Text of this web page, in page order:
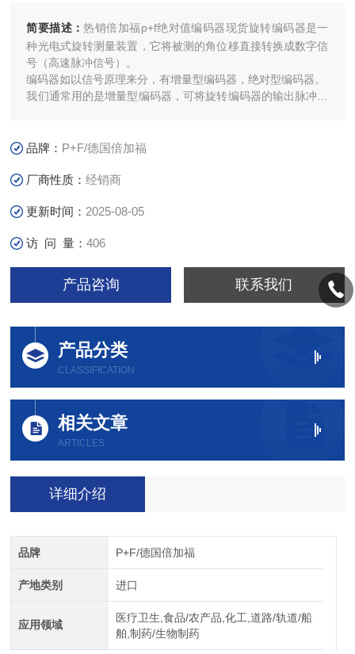
简要描述：热销倍加福p+f绝对值编码器现货旋转编码器是一
种光电式旋转测量装置，它将被测的角位移直接转换成数字信
号（高速脉冲信号）。
编码器如以信号原理来分，有增量型编码器，绝对型编码器。
我们通常用的是增量型编码器，可将旋转编码器的输出脉冲信
的相数也不同，有的旋转编码器输出A、B、Z三相脉冲，有的
品牌： P+F/德国倍加福
厂商性质：经销商
更新时间： 2025-08-05
访 问 量：406
产品咨询 联系我们
产品分类
CLASSIFICATION
相关文章
ARTICLES
详细介绍
品牌 P+F/德国倍加福
产地类别 进口
应用领域
医疗卫生,食品/农产品,化工,道路/轨道/船
舶,制药/生物制药